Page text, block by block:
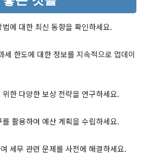
에 대한 최신 동향을 확인하세요.
세 한도에 대한 정보를 지속적으로 업데이
한 다양한 보상 전략을 연구하세요.
활용하여 예산 계획을 수립하세요.
세무 관련 문제를 사전에 해결하세요.